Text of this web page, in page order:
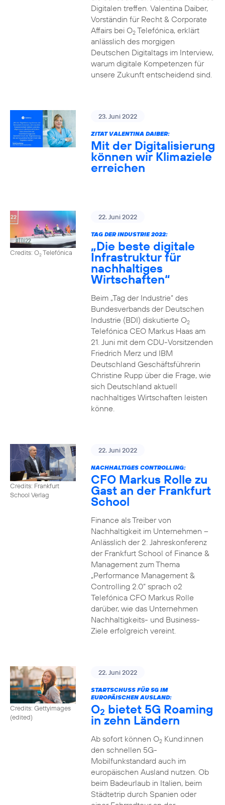
Digitalen treffen. Valentina Daiber,
Vorständin für Recht & Corporate
Affairs bei O2Telefónica, erklärt
anlässlich des morgigen
Deutschen Digitaltags im Interview,
warum digitale Kompetenzen für
unsere Zukunft entscheidend sind.
23. Juni 2022
ZITAT VALENTINA DAIBER:
Mit der Digitalisierung
können wir Klimaziele
erreichen
Credits: O2Telefónica
22. Juni 2022
TAG DER INDUSTRIE 2022:
„Die beste digitale
Infrastruktur für
nachhaltiges
Wirtschaften“
Beim „Tag der Industrie“ des
Bundesverbands der Deutschen
Industrie (BDI) diskutierte O2
Telefónica CEO Markus Haas am
21. Juni mit dem CDU-Vorsitzenden
Friedrich Merz und IBM
Deutschland Geschäftsführerin
Christine Rupp über die Frage, wie
sich Deutschland aktuell
nachhaltiges Wirtschaften leisten
könne.
Credits: Frankfurt
School Verlag
22. Juni 2022
NACHHALTIGES CONTROLLING:
CFO Markus Rolle zu
Gast an der Frankfurt
School
Finance als Treiber von
Nachhaltigkeit im Unternehmen –
Anlässlich der 2. Jahreskonferenz
der Frankfurt School of Finance &
Management zum Thema
„Performance Management &
Controlling 2.0“ sprach o2
Telefónica CFO Markus Rolle
darüber, wie das Unternehmen
Nachhaltigkeits- und Business-
Ziele erfolgreich vereint.
Credits: Gettyimages
(edited)
22. Juni 2022
STARTSCHUSS FÜR 5G IM
EUROPÄISCHEN AUSLAND:
O2 bietet 5G Roaming
in zehn Ländern
Ab sofort können O2Kund:innen
den schnellen 5G-
Mobilfunkstandard auch im
europäischen Ausland nutzen. Ob
beim Badeurlaub in Italien, beim
Städtetrip durch Spanien oder